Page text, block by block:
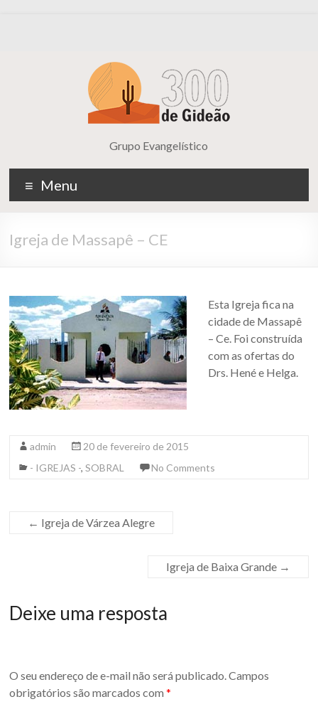
Grupo Evangelístico
Menu
Igreja de Massapê – CE
Esta Igreja fica na
cidade de Massapê
– Ce. Foi construída
com as ofertas do
Drs. Hené e Helga.
admin
20 de fevereiro de 2015
- IGREJAS -,SOBRAL No Comments
← Igreja de Várzea Alegre
Igreja de Baixa Grande →
Deixe uma resposta
O seu endereço de e-mail não será publicado.Campos
obrigatórios são marcados com*